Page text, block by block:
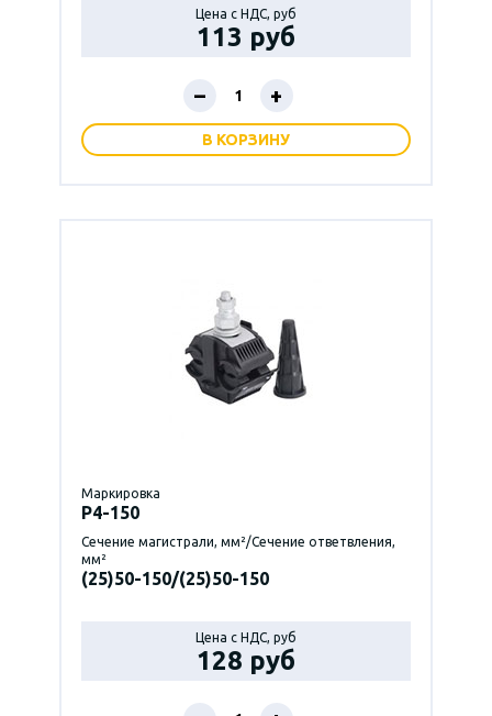
Цена с НДС, руб
113 руб
– +
В КОРЗИНУ
Маркировка
P4-150
Сечение магистрали, мм²/Сечение ответвления,
мм²
(25)50-150/(25)50-150
Цена с НДС, руб
128 руб